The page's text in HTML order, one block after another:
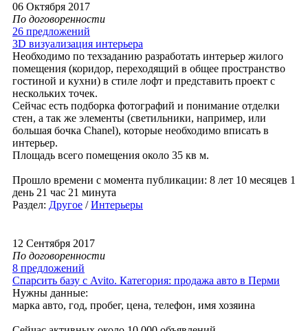
06 Октября 2017
По договоренности
26 предложений
3D визуализация интерьера
Необходимо по техзаданию разработать интерьер жилого
помещения (коридор, переходящий в общее пространство
гостиной и кухни) в стиле лофт и представить проект с
нескольких точек.
Сейчас есть подборка фотографий и понимание отделки
стен, а так же элементы (светильники, например, или
большая бочка Chanel), которые необходимо вписать в
интерьер.
Площадь всего помещения около 35 кв м.
Прошло времени с момента публикации: 8 лет 10 месяцев 1
день 21 час 21 минута
Раздел: Другое /Интерьеры
12 Сентября 2017
По договоренности
8 предложений
Спарсить базу с Avito. Категория: продажа авто в Перми
Нужны данные:
марка авто, год, пробег, цена, телефон, имя хозяина